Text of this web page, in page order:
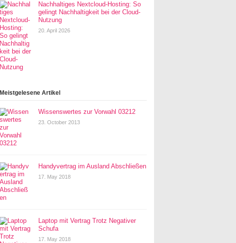
Nachhaltiges Nextcloud-Hosting: So
gelingt Nachhaltigkeit bei der Cloud-
Nutzung
20. April 2026
Meistgelesene Artikel
Wissenswertes zur Vorwahl 03212
23. October 2013
Handyvertrag im Ausland Abschließen
17. May 2018
Laptop mit Vertrag Trotz Negativer
Schufa
17. May 2018